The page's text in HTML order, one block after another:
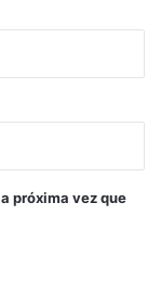
próxima vez que